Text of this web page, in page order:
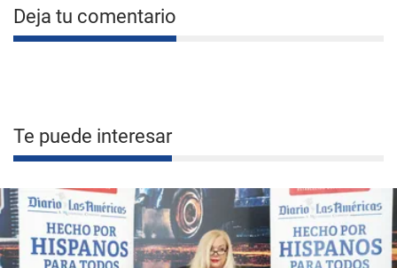
Deja tu comentario
Te puede interesar